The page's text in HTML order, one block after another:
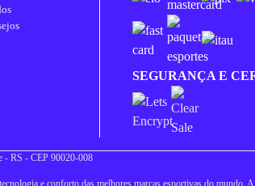
SEGURANÇA E
- RS - CEP 90020-008
e conforto das melhores marcas esportivas do mundo. A